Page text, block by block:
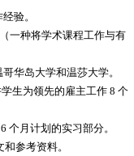
验。
一种将学术课程工作与有
华岛大学和温莎大学。
生为领先的雇主工作 8 个
个月计划的实习部分。
参考资料。